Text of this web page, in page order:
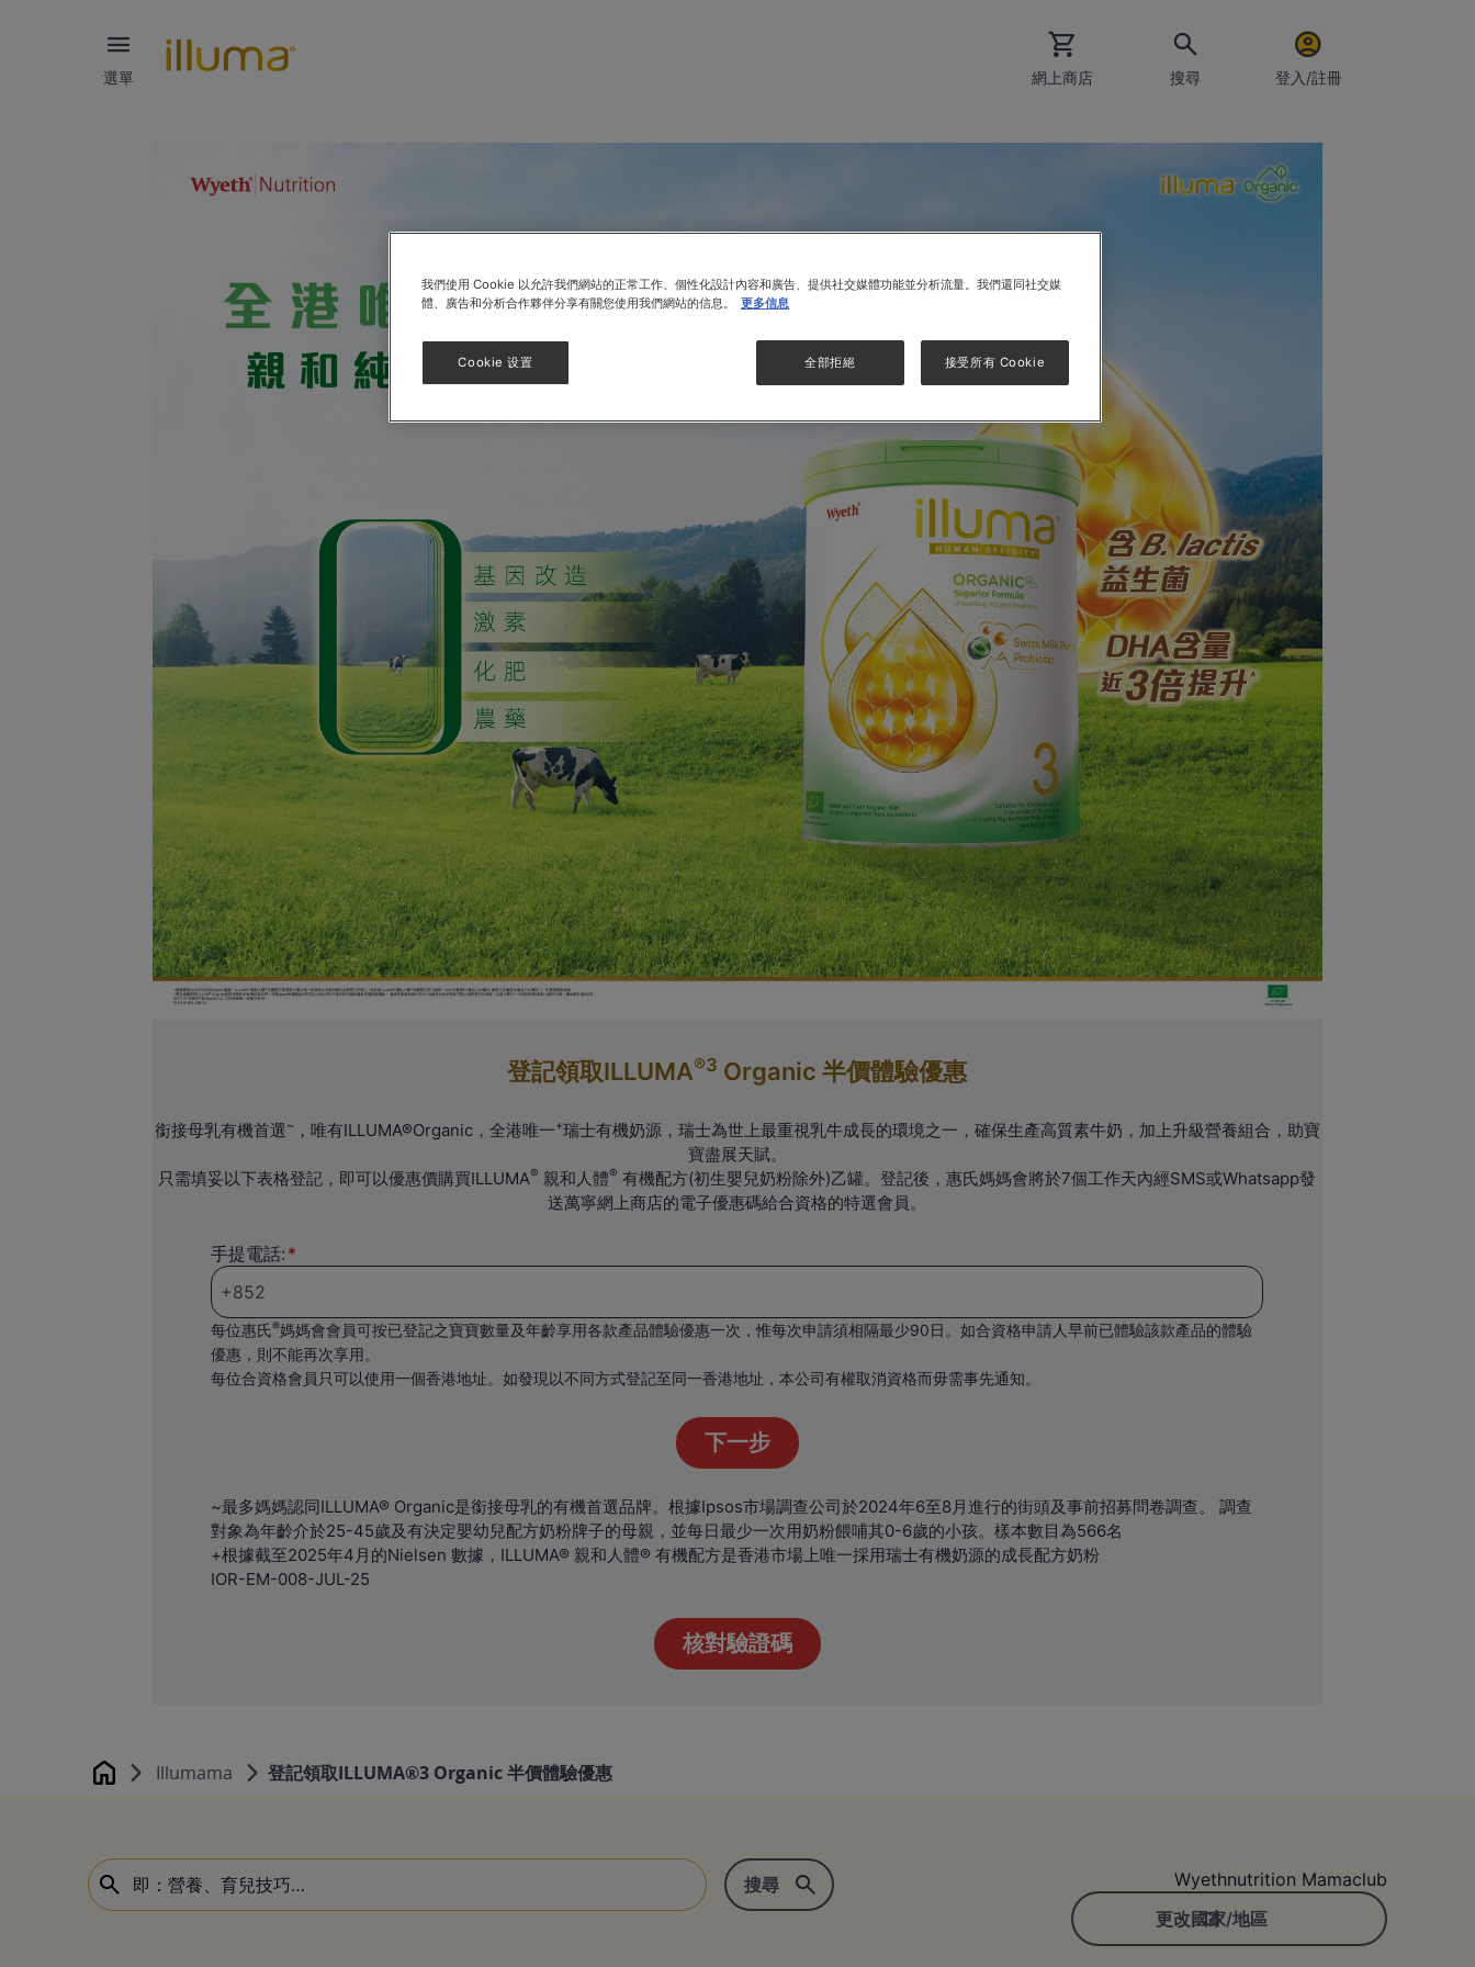
選單 網上商店 搜尋 登入/註冊
登記領取ILLUMA®3 Organic 半價體驗優惠
銜接母乳有機首選 ~，唯有ILLUMA®Organic，全港唯一+瑞士有機奶源，瑞士為世上最重視乳牛成長的環境之一，確保生產高質素牛奶，加上升級營養組合，助寶
寶盡展天賦。
只需填妥以下表格登記，即可以優惠價購買ILLUMA® 親和人體® 有機配方(初生嬰兒奶粉除外)乙罐。登記後，惠氏媽媽會將於7個工作天內經SMS或Whatsapp發
送萬寧網上商店的電子優惠碼給合資格的特選會員。
手提電話:
每位惠氏®媽媽會會員可按已登記之寶寶數量及年齡享用各款產品體驗優惠一次，惟每次申請須相隔最少90日。如合資格申請人早前已體驗該款產品的體驗
優惠，則不能再次享用。
每位合資格會員只可以使用一個香港地址。如發現以不同方式登記至同一香港地址，本公司有權取消資格而毋需事先通知。
~最多媽媽認同ILLUMA® Organic是銜接母乳的有機首選品牌。根據Ipsos市場調查公司於2024年6至8月進行的街頭及事前招募問卷調查。 調查
對象為年齡介於25-45歲及有決定嬰幼兒配方奶粉牌子的母親，並每日最少一次用奶粉餵哺其0-6歲的小孩。樣本數目為566名
+根據截至2025年4月的Nielsen 數據，ILLUMA® 親和人體® 有機配方是香港市場上唯一採用瑞士有機奶源的成長配方奶粉
IOR-EM-008-JUL-25
Home Illumama 登記領取ILLUMA®3 Organic 半價體驗優惠
Wyethnutrition Mamaclub
更改國家/地區
我們使用 Cookie 以允許我們網站的正常工作、個性化設計內容和廣告、提供社交媒體功能並分析流量。我們還同社交媒
體、廣告和分析合作夥伴分享有關您使用我們網站的信息。
更多信息
全部拒絕 接受所有 Cookie
Cookie 设置